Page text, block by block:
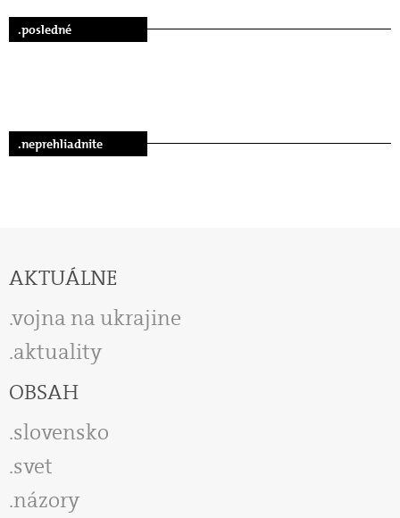
.posledné
.neprehliadnite
AKTUÁLNE
vojna na ukrajine
aktuality
OBSAH
slovensko
svet
názory